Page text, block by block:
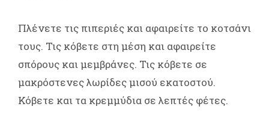
Πλένετε τις πιπεριές και αφαιρείτε το κοτσάνι
τους. Τις κόβετε στη μέση και αφαιρείτε
σπόρους και μεμβράνες. Τις κόβετε σε
μακρόστενες λωρίδες μισού εκατοστού.
Κόβετε και τα κρεμμύδια σε λεπτές φέτες.